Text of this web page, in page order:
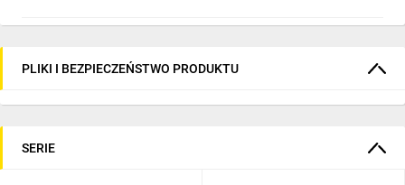
PLIKI I BEZPIECZEŃSTWO PRODUKTU
SERIE